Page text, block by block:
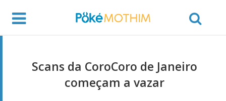
Scans da CoroCoro de Janeiro
começam a vazar